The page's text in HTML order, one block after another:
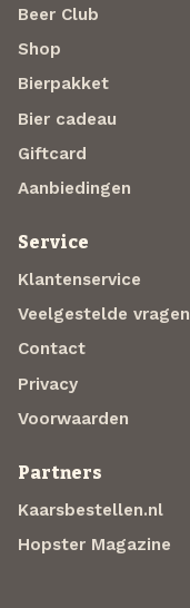
Beer Club
Shop
Bierpakket
Bier cadeau
Giftcard
Aanbiedingen
Service
Klantenservice
Veelgestelde vragen
Contact
Privacy
Voorwaarden
Partners
Kaarsbestellen.nl
Hopster Magazine